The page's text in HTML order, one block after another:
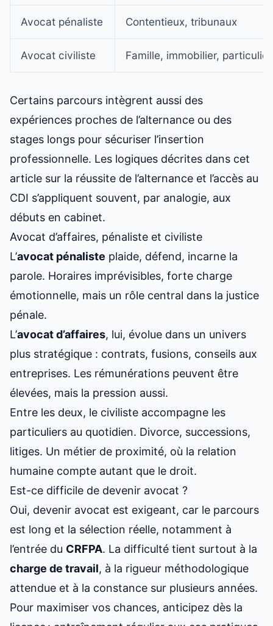
Avocat pénaliste Contentieux, tribunaux
Avocat civiliste Famille, immobilier,
Certains parcours intègrent aussi des
expériences proches de l’alternance ou des
stages longs pour sécuriser l’insertion
professionnelle. Les logiques décrites dans cet
article sur la réussite de l’alternance et l’accès au
CDI s’appliquent souvent, par analogie, aux
débuts en cabinet.
Avocat d’affaires, pénaliste et civiliste
L’avocat pénaliste plaide, défend, incarne la
parole. Horaires imprévisibles, forte charge
émotionnelle, mais un rôle central dans la justice
pénale.
L’avocat d’affaires, lui, évolue dans un univers
plus stratégique : contrats, fusions, conseils aux
entreprises. Les rémunérations peuvent être
élevées, mais la pression aussi.
Entre les deux, le civiliste accompagne les
particuliers au quotidien. Divorce, successions,
litiges. Un métier de proximité, où la relation
humaine compte autant que le droit.
Est-ce difficile de devenir avocat ?
Oui, devenir avocat est exigeant, car le parcours
est long et la sélection réelle, notamment à
l’entrée du CRFPA. La difficulté tient surtout à la
charge de travail, à la rigueur méthodologique
attendue et à la constance sur plusieurs années.
Pour maximiser vos chances, anticipez dès la